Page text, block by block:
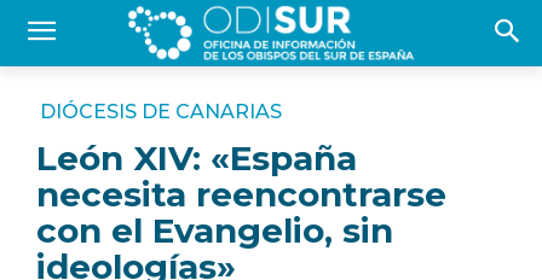
DIÓCESIS DE CANARIAS
León XIV: «España
necesita reencontrarse
con el Evangelio, sin
ideologías»